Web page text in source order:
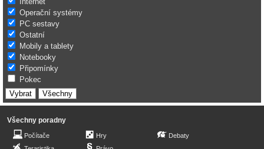
Operační systémy
PC sestavy
Ostatní
Mobily a tablety
Notebooky
Připomínky
Pokec
Všechny poradny
Počítače
Hry
Debaty